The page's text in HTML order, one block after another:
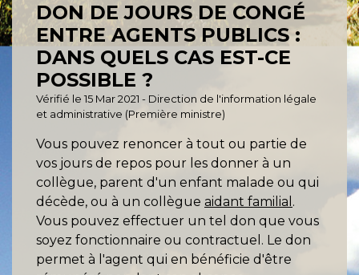
DON DE JOURS DE CONGÉ
ENTRE AGENTS PUBLICS :
DANS QUELS CAS EST-CE
POSSIBLE ?
Vérifié le 15 Mar 2021 - Direction de l'information légale
et administrative (Première ministre)
Vous pouvez renoncer à tout ou partie de
vos jours de repos pour les donner à un
collègue, parent d'un enfant malade ou qui
décède, ou à un collègue aidant familial .
Vous pouvez effectuer un tel don que vous
soyez fonctionnaire ou contractuel. Le don
permet à l'agent qui en bénéficie d'être